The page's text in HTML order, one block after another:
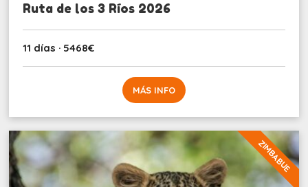
Ruta de los 3 Ríos 2026
11 días · 5468€
MÁS INFO
ZIMBABUE